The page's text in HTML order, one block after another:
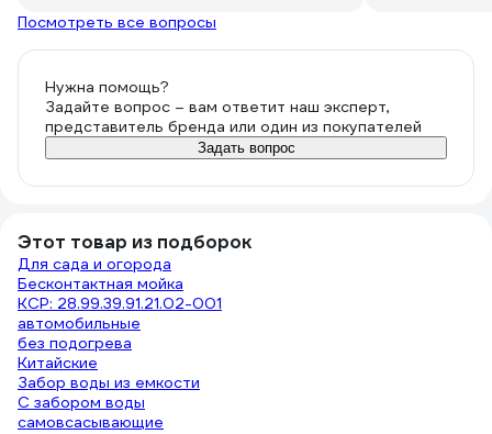
шлангом от домашней сети с насосной
станцией работает хорошо, забор из
В общем и целом, аппаратом доволен,
переплачивать за мойку с катушкой
для шланга и давлением на 10 бар
больше не вижу смысла, поэтому и
взял на 135 бар (кстати на самом
раз в неделю, будет более чем
достаточно.
Посмотреть все вопросы
Нужна помощь?
Задайте вопрос – вам ответит наш эксперт,
представитель бренда или один из покупателей
Задать вопрос
Этот товар из подборок
Для сада и огорода
Бесконтактная мойка
КСР: 28.99.39.91.21.02-001
автомобильные
без подогрева
Китайские
Забор воды из емкости
С забором воды
самовсасывающие